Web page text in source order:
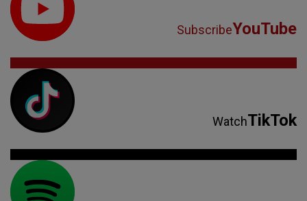
SubscribeYouTube
WatchTikTok